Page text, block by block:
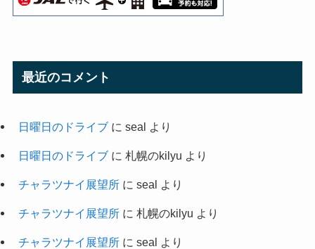
最近のコメント
日曜日のドライブに seal より
日曜日のドライブに 札幌のkilyu より
チャラツナイ展望所に seal より
チャラツナイ展望所に 札幌のkilyu より
チャラツナイ展望所に seal より